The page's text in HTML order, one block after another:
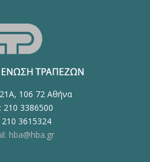
21Α, 106 72 Αθήνα
210 3386500
210 3615324
hba@hba.gr